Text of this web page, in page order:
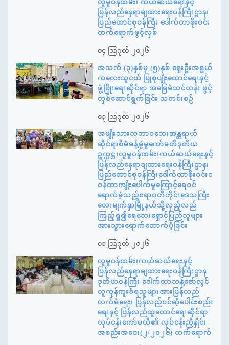
လူမှုဝန်ထမ်း၊ ကယ်ဆယ်ရေးနှင့်
ပြန်လည်နေရာချထားရေးဝန်ကြီးဌာန၊
ပြည်ထောင်စုဝန်ကြီး ဒေါက်တာစိုးဝင်း
တက်ရောက်ဖွင့်လှစ်
၀၄ ဩဂုတ် ၂၀၂၆
အသက် (၃)နှစ်မှ (၅)နှစ် ရှေးဦးအရွယ်
ကလေးသူငယ် ပြုစုပျိုးထောင်ရေးနှင့်
ဖွံ့ဖြိုးရေးဆိုင်ရာ အခြေခံသင်တန်း ဖွင့်
လှစ်ဆောင်ရွက်ခြင်း သတင်းစဉ်
၀၃ ဩဂုတ် ၂၀၂၆
အမျိုးသားသဘာဝဘေးအန္တရာယ်
ဆိုင်ရာစီမံခန့်ခွဲမှုကော်မတီဒုတိယ
ဥက္ကဋ္ဌ၊လူမှုဝန်ထမ်း၊ကယ်ဆယ်ရေးနှင့်
ပြန်လည်နေရာချထားရေးဝန်ကြီးဌာန၊
ပြည်ထောင်စုဝန်ကြီးဒေါက်တာစိုးဝင်းင
ဝန်တာကျိုးပေါက်မှုကြောင့်ရေဝင်
ရောက်ခဲ့သည့်ဧရာဝတီတိုင်းဒေသကြီး
လေးမျက်နှာမြို့နယ်သို့လှည့်လည်
ကြည့်ရှု၍ရေဘေးရှောင်ပြည်သူများ
အားသွားရောက်ထောက်ပံ့ခြင်း
၀၁ ဩဂုတ် ၂၀၂၆
လူမှုဝန်ထမ်း၊ကယ်ဆယ်ရေးနှင့်
ပြန်လည်နေရာချထားရေးဝန်ကြီးဌာန
ဒုတိယဝန်ကြီး ဒေါက်တာသန့်ဇော်လွင်
လူကုန်ကူးခံရသူများအားပြန်လည်
လက်ခံရေး၊ ပြန်လည်ဝင်ဆံ့ပေါင်းစည်း
ရေးနှင့် ပြန်လည်ထူထောင်ရေးဆိုင်ရာ
လုပ်ငန်းကော်မတီ၏ လုပ်ငန်းညှိနှိုင်း
အစည်းအဝေး(၂/၂၀၂၆) တက်ရောက်